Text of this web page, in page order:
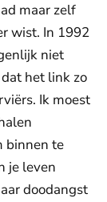
maar zelf
wist. In 1992
niet
het link zo
Ik moest
binnen te
je leven
doodangst